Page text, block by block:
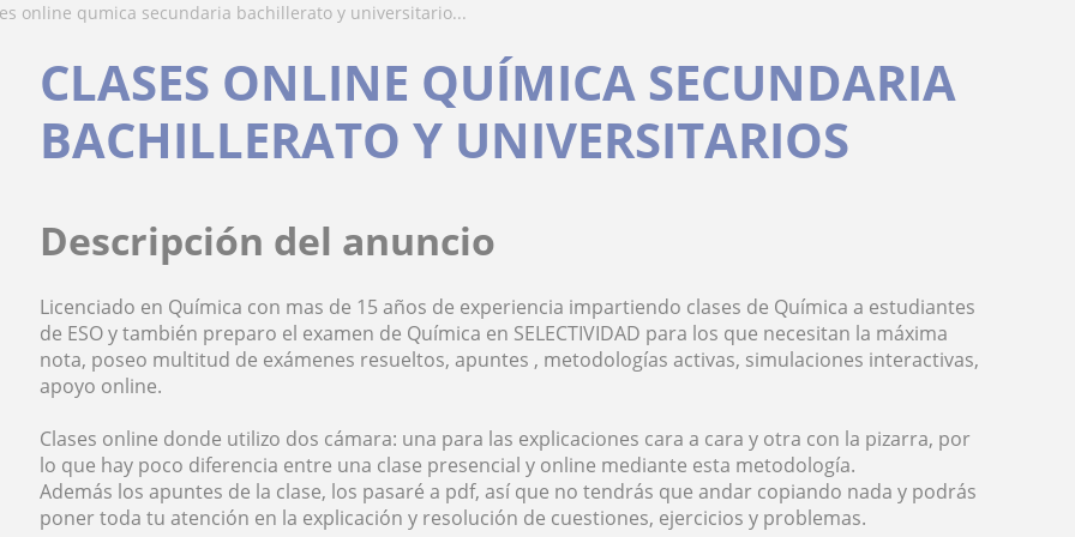
online qumica secundaria bachillerato y universitario...
CLASES ONLINE QUÍMICA SECUNDARIA
BACHILLERATO Y UNIVERSITARIOS
Descripción del anuncio
Licenciado en Química con mas de 15 años de experiencia impartiendo clases de Química a estudiantes
de ESO y también preparo el examen de Química en SELECTIVIDAD para los que necesitan la máxima
nota, poseo multitud de exámenes resueltos, apuntes , metodologías activas, simulaciones interactivas,
apoyo online.
Clases online donde utilizo dos cámara: una para las explicaciones cara a cara y otra con la pizarra, por
lo que hay poco diferencia entre una clase presencial y online mediante esta metodología.
Además los apuntes de la clase, los pasaré a pdf, así que no tendrás que andar copiando nada y podrás
poner toda tu atención en la explicación y resolución de cuestiones, ejercicios y problemas.